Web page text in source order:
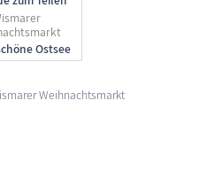
Weihnachtsmarkt